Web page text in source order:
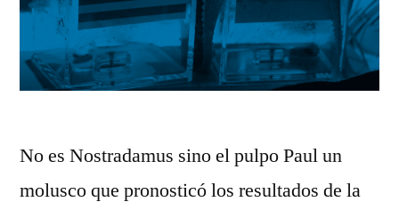
No es Nostradamus sino el pulpo Paul un
molusco que pronosticó los resultados de la